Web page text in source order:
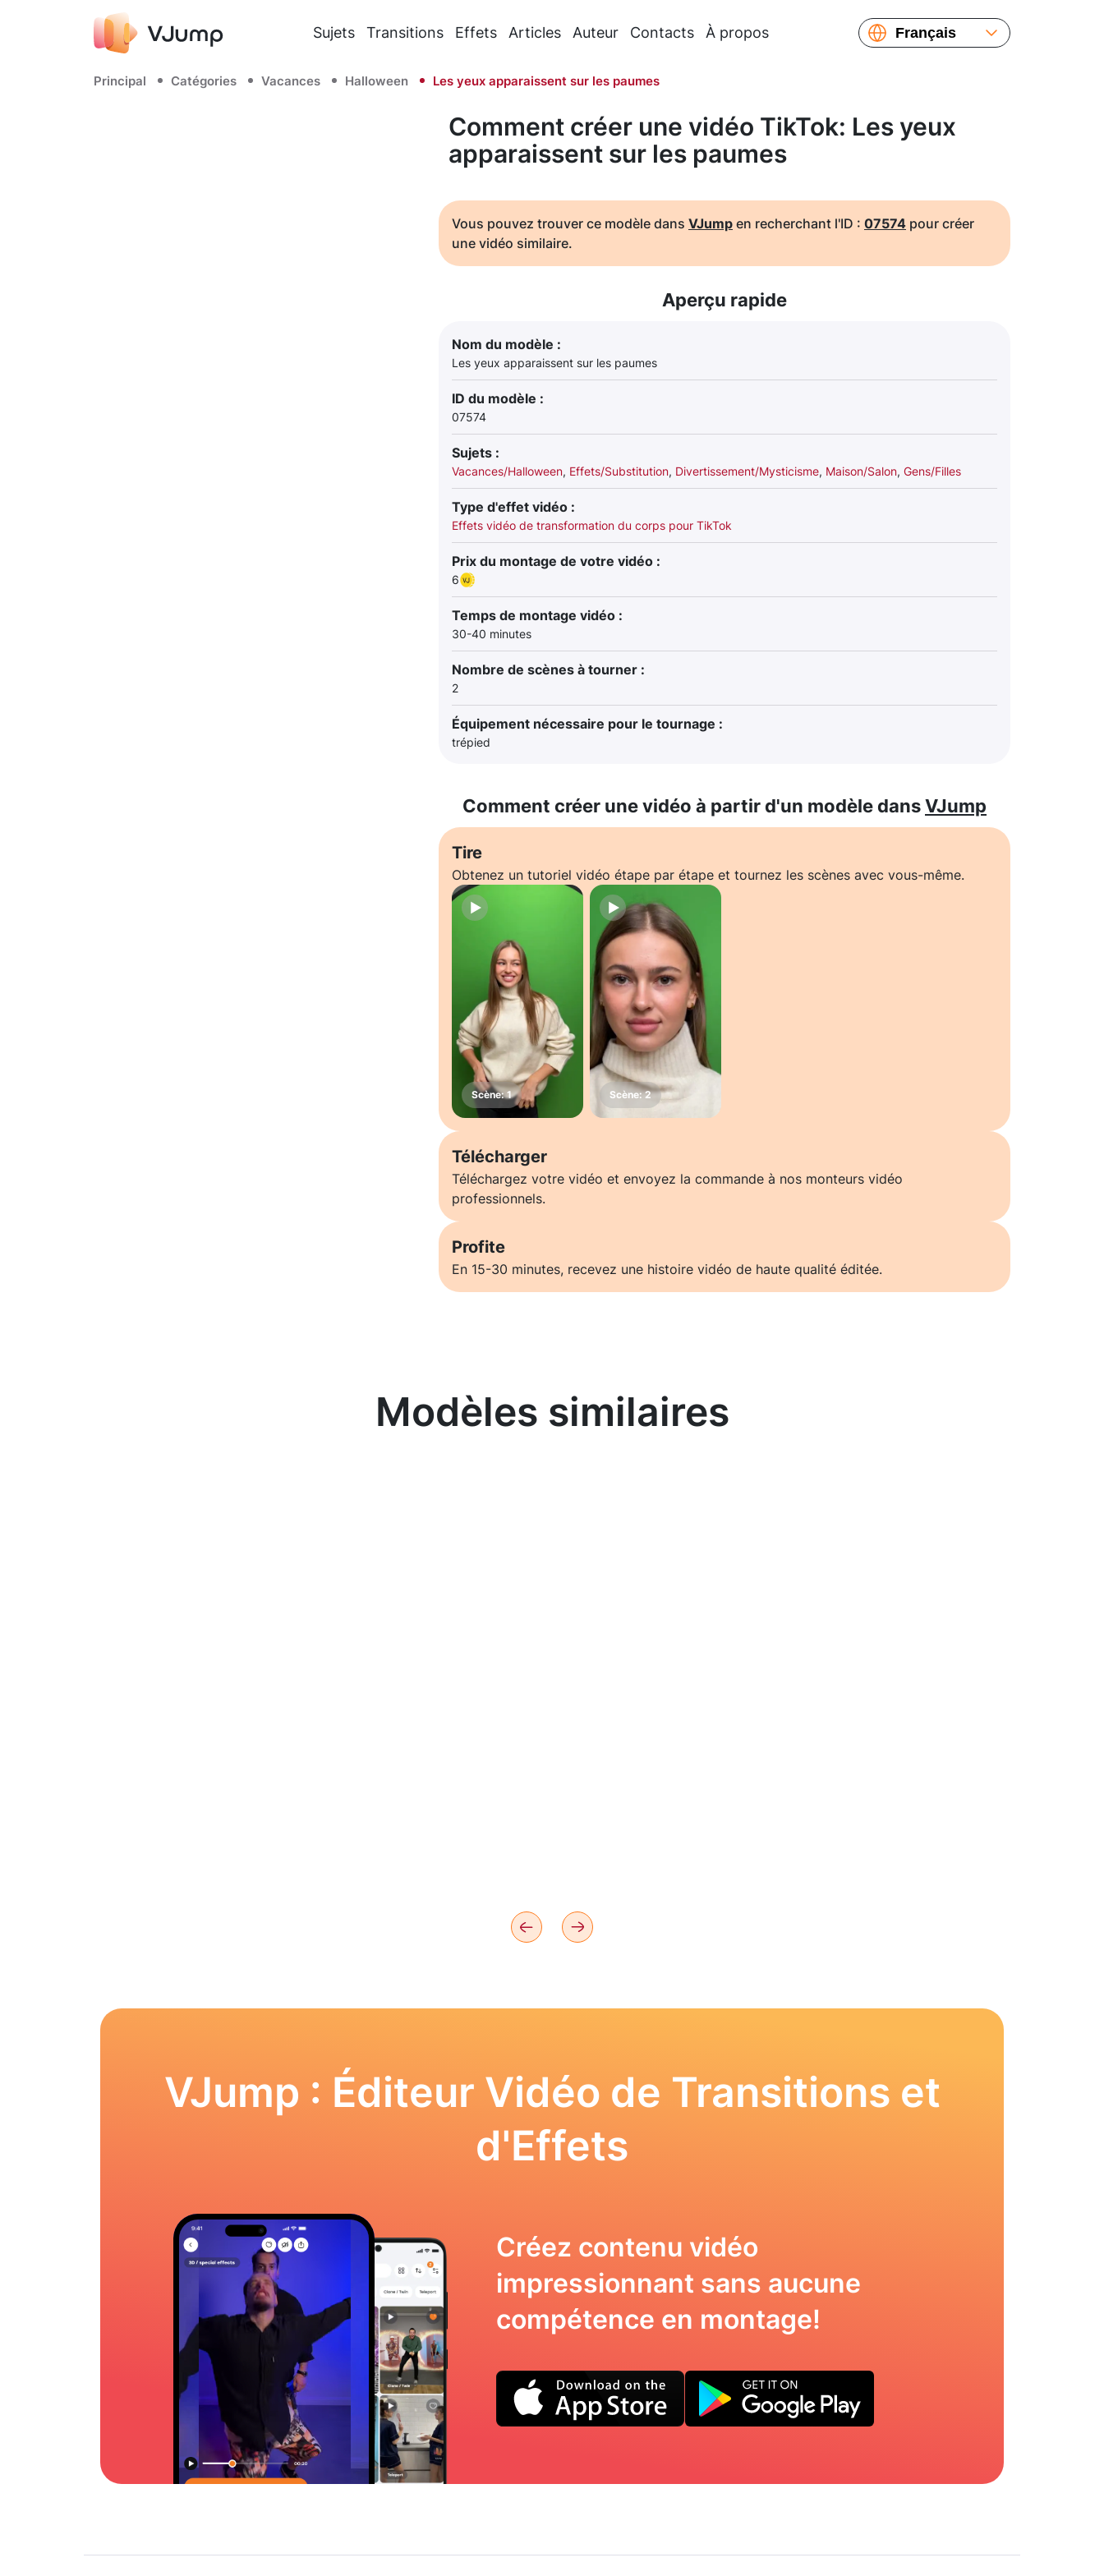
Sujets Transitions Effets Articles Auteur Contacts À propos
Français
Українська
Principal Catégories Vacances Halloween Les yeux apparaissent sur les paumes
Comment créer une vidéo TikTok: Les yeux
apparaissent sur les paumes
Vous pouvez trouver ce modèle dans VJump en recherchant l'ID : 07574 pour créer
une vidéo similaire.
Aperçu rapide
Nom du modèle :
Les yeux apparaissent sur les paumes
ID du modèle :
07574
Sujets :
Vacances/Halloween, Effets/Substitution, Divertissement/Mysticisme, Maison/Salon, Gens/Filles
Type d'effet vidéo :
Effets vidéo de transformation du corps pour TikTok
Prix du montage de votre vidéo :
6
Temps de montage vidéo :
30-40 minutes
Nombre de scènes à tourner :
2
Équipement nécessaire pour le tournage :
trépied
Comment créer une vidéo à partir d'un modèle dansVJump
Tire
Obtenez un tutoriel vidéo étape par étape et tournez les scènes avec vous-même.
Télécharger
Téléchargez votre vidéo et envoyez la commande à nos monteurs vidéo
professionnels.
Profite
En 15-30 minutes, recevez une histoire vidéo de haute qualité éditée.
Modèles similaires
VJump : Éditeur Vidéo de Transitions et
d'Effets
Créez contenu vidéo
impressionnant sans aucune
compétence en montage!